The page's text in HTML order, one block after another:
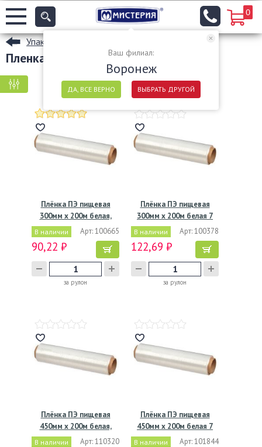
Ваш филиал:
Воронеж
ДА, ВСЕ ВЕРНО ВЫБРАТЬ ДРУГОЙ
0
Упаковочные материалы
Пленка пищевая оптом в Воронеже
Плёнка ПЭ пищевая
300мм х 200м белая,
7мкм
В наличии Арт: 100665
90,22 ₽
за рулон
Плёнка ПЭ пищевая
300мм х 200м белая 7
мкм
В наличии Арт: 100378
122,69 ₽
за рулон
Плёнка ПЭ пищевая
450мм х 200м белая,
7мкм,…
В наличии Арт: 110320
Плёнка ПЭ пищевая
450мм х 200м белая 7
мкм…
В наличии Арт: 101844